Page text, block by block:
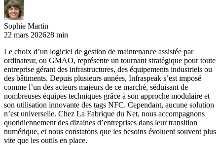
Sophie Martin
22 mars 202628 min
Le choix d’un logiciel de gestion de maintenance assistée par
ordinateur, ou GMAO, représente un tournant stratégique pour toute
entreprise gérant des infrastructures, des équipements industriels ou
des bâtiments. Depuis plusieurs années, Infraspeak s’est imposé
comme l’un des acteurs majeurs de ce marché, séduisant de
nombreuses équipes techniques grâce à son approche modulaire et
son utilisation innovante des tags NFC. Cependant, aucune solution
n’est universelle. Chez La Fabrique du Net, nous accompagnons
quotidiennement des dizaines d’entreprises dans leur transition
numérique, et nous constatons que les besoins évoluent souvent plus
vite que les outils en place.